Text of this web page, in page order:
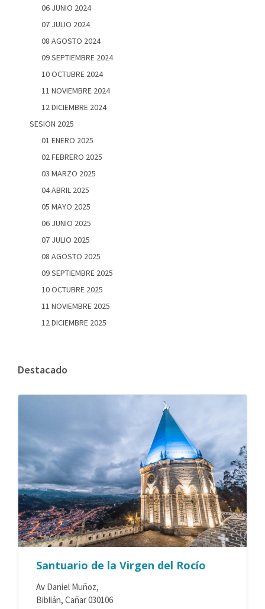
06 JUNIO 2024
07 JULIO 2024
08 AGOSTO 2024
09 SEPTIEMBRE 2024
10 OCTUBRE 2024
11 NOVIEMBRE 2024
12 DICIEMBRE 2024
SESION 2025
01 ENERO 2025
02 FEBRERO 2025
03 MARZO 2025
04 ABRIL 2025
05 MAYO 2025
06 JUNIO 2025
07 JULIO 2025
08 AGOSTO 2025
09 SEPTIEMBRE 2025
10 OCTUBRE 2025
11 NOVIEMBRE 2025
12 DICIEMBRE 2025
Destacado
Santuario de la Virgen del Rocío
Av Daniel Muñoz,
Biblián, Cañar 030106